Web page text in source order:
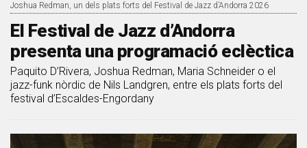
Joshua Redman, un dels plats forts del Festival de Jazz d’Andorra 2026
El Festival de Jazz d’Andorra
presenta una programació eclèctica
Paquito D’Rivera, Joshua Redman, Maria Schneider o el
jazz-funk nòrdic de Nils Landgren, entre els plats forts del
festival d’Escaldes-Engordany